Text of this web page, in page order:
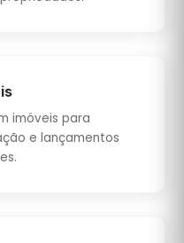
imóveis para
e lançamentos